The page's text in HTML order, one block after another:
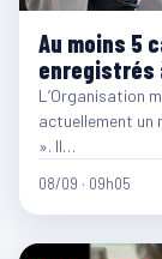
Au moins 5
enregistrés
L’Organisation
actuellement un
». Il…
08/09 · 09h05